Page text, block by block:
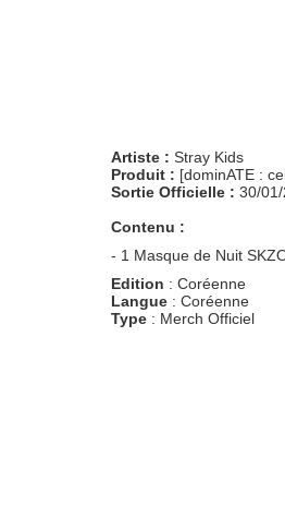
Artiste : Stray Kids
Produit : [dominATE :
Sortie Officielle : 30/
Contenu :
- 1 Masque de Nuit
Edition : Coréenne
Langue : Coréenne
Type : Merch Officiel